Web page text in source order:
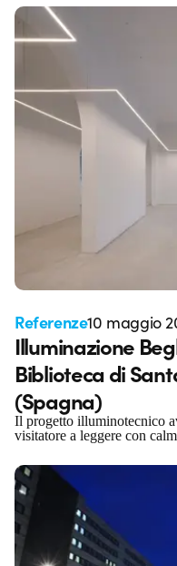
Referenze10 maggio
Illuminazione
Biblioteca di
(Spagna)
Il progetto illuminotecnico
visitatore a leggere con